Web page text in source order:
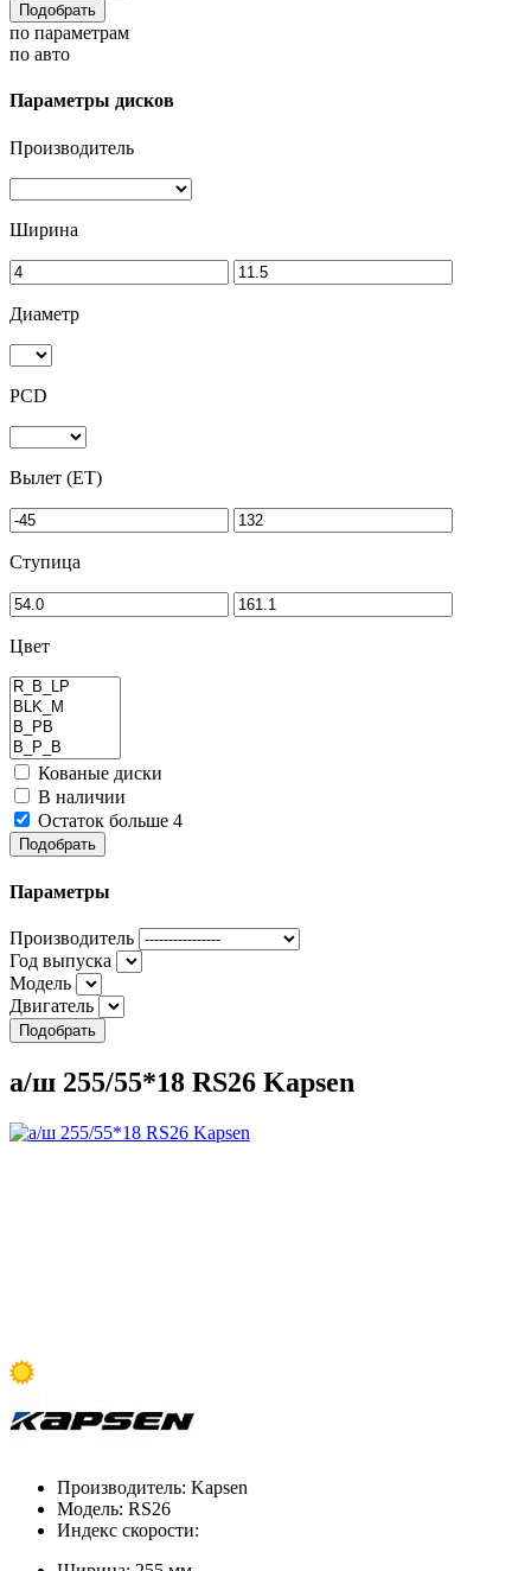
Подобрать
по параметрам
по авто
Параметры дисков
Производитель
Ширина
Диаметр
PCD
Вылет (ET)
Ступица
Цвет
Кованые диски
В наличии
Остаток больше 4
Подобрать
Параметры
Производитель
Год выпуска
Модель
Двигатель
Подобрать
а/ш 255/55*18 RS26 Kapsen
Производитель: Kapsen
Модель: RS26
Индекс скорости: